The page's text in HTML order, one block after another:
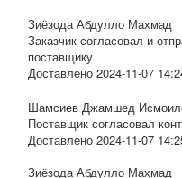
Зиёзода Абдулло Махмад
Заказчик согласовал и
поставщику
Доставлено 2024-11-07
Шамсиев Джамшед
Поставщик согласовал
Доставлено 2024-11-07
Зиёзода Абдулло Махмад